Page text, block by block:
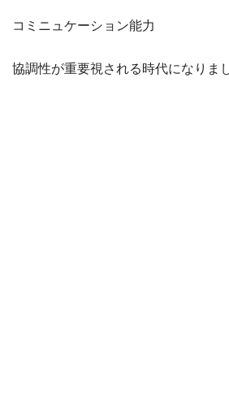
コミニュケーション能力
協調性が重要視される時代になりま